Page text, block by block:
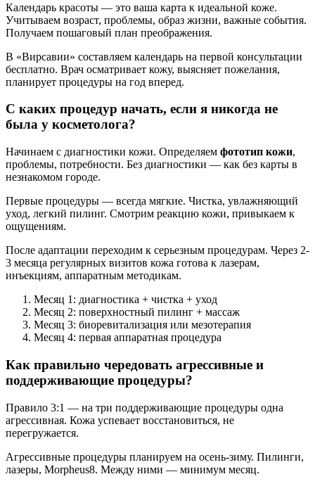
Календарь красоты — это ваша карта к идеальной коже.
Учитываем возраст, проблемы, образ жизни, важные события.
Получаем пошаговый план преображения.
В «Вирсавии» составляем календарь на первой консультации
бесплатно. Врач осматривает кожу, выясняет пожелания,
планирует процедуры на год вперед.
С каких процедур начать, если я никогда не
была у косметолога?
Начинаем с диагностики кожи. Определяем фототип кожи,
проблемы, потребности. Без диагностики — как без карты в
незнакомом городе.
Первые процедуры — всегда мягкие. Чистка, увлажняющий
уход, легкий пилинг. Смотрим реакцию кожи, привыкаем к
ощущениям.
После адаптации переходим к серьезным процедурам. Через 2-
3 месяца регулярных визитов кожа готова к лазерам,
инъекциям, аппаратным методикам.
Месяц 1: диагностика + чистка + уход
Месяц 2: поверхностный пилинг + массаж
Месяц 3: биоревитализация или мезотерапия
Месяц 4: первая аппаратная процедура
Как правильно чередовать агрессивные и
поддерживающие процедуры?
Правило 3:1 — на три поддерживающие процедуры одна
агрессивная. Кожа успевает восстановиться, не
перегружается.
Агрессивные процедуры планируем на осень-зиму. Пилинги,
лазеры, Morpheus8. Между ними — минимум месяц.